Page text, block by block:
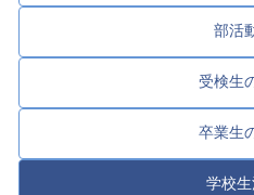
部活
受検生
卒業生
学校